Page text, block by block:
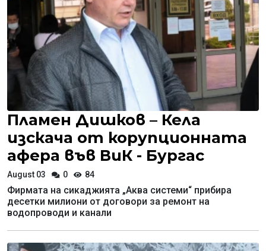
Пламен Дишков – Кела
изскача от корупционната
афера във ВиК - Бургас
August 03 0 84
Фирмата на сикаджията „Аква системи“ прибира
десетки милиони от договори за ремонт на
водопроводи и канали